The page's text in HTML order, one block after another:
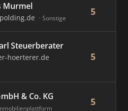
Murmel
Sonstige
5
Steuerberater
hoerterer.de 5
& Co. KG 5